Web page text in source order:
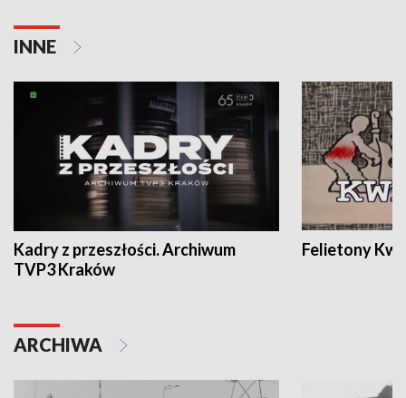
INNE
Kadry z przeszłości. Archiwum
TVP3 Kraków
Felietony
ARCHIWA